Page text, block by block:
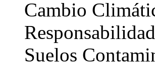
Cambio
Suelos